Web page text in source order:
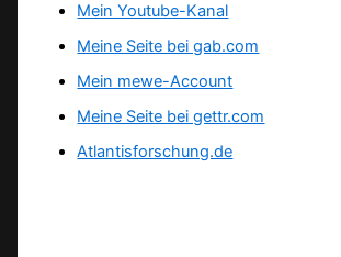
Mein Youtube-Kanal
Meine Seite bei gab.com
Mein mewe-Account
Meine Seite bei gettr.com
Atlantisforschung.de